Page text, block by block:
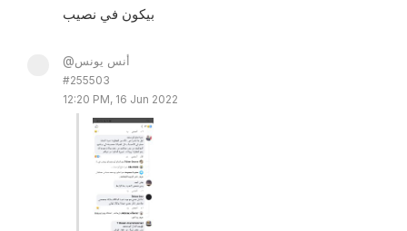
بيكون في نصيب
@أنس يونس
#255503
12:20 PM, 16 Jun 2022